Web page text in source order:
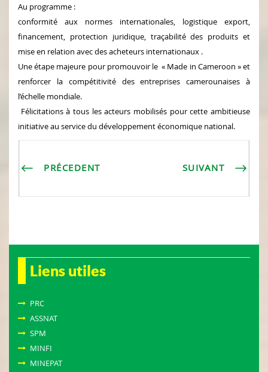
Au programme :
conformité aux normes internationales, logistique export,
financement, protection juridique, traçabilité des produits et
mise en relation avec des acheteurs internationaux .
Une étape majeure pour promouvoir le « Made in Cameroon » et
renforcer la compétitivité des entreprises camerounaises à
l’échelle mondiale.
Félicitations à tous les acteurs mobilisés pour cette ambitieuse
initiative au service du développement économique national.
PRÉCEDENT SUIVANT
Liens utiles
PRC
ASSNAT
SPM
MINFI
MINEPAT